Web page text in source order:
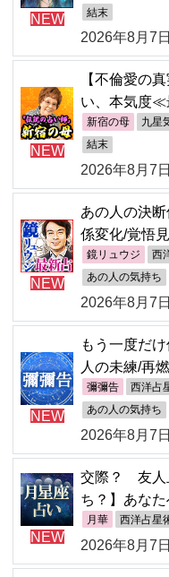
NEW 結末
2026年8月7日
NEW
【不倫愛の
い、本気度
新宿の母 九星
結末
2026年8月7日
NEW
あの人の決
係変化/覚悟
鏡リュウジ 西
あの人の気持ち
2026年8月7日
NEW
もう一度だ
人の未練/再
彌彌告 西洋占
あの人の気持ち
2026年8月7日
NEW
交際？ 友人
ち？】あな
月華 西洋占星
2026年8月7日